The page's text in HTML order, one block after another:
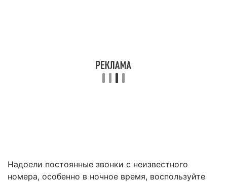
Надоели постоянные звонки с неизвестного
номера, особенно в ночное время, воспользуйте